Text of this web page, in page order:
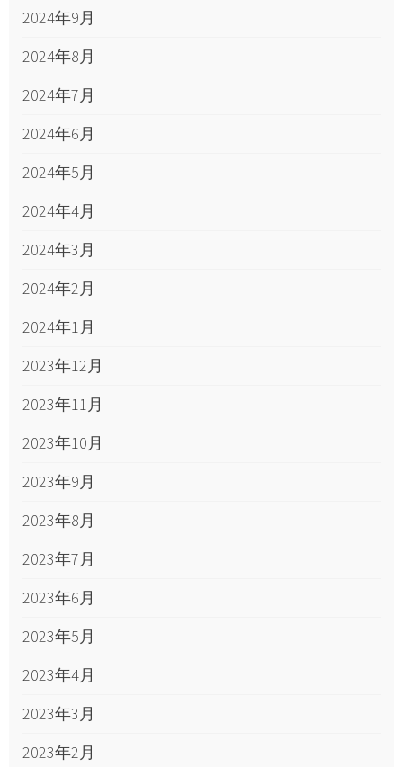
2024年9月
2024年8月
2024年7月
2024年6月
2024年5月
2024年4月
2024年3月
2024年2月
2024年1月
2023年12月
2023年11月
2023年10月
2023年9月
2023年8月
2023年7月
2023年6月
2023年5月
2023年4月
2023年3月
2023年2月